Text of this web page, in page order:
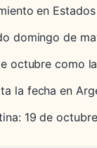
en
domingo de
octubre como
la fecha en
19 de octubre